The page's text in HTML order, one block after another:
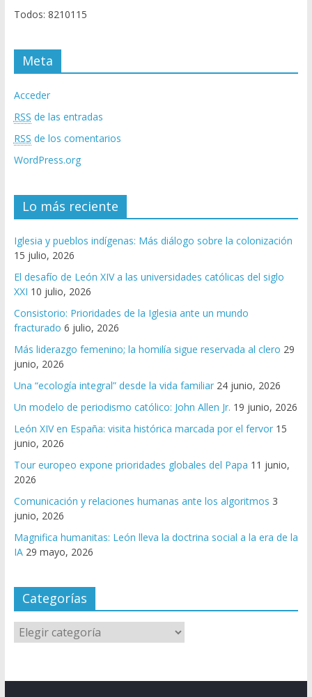
Todos: 8210115
Meta
Acceder
RSS de las entradas
RSS de los comentarios
WordPress.org
Lo más reciente
Iglesia y pueblos indígenas: Más diálogo sobre la colonización
15 julio, 2026
El desafío de León XIV a las universidades católicas del siglo
XXI 10 julio, 2026
Consistorio: Prioridades de la Iglesia ante un mundo
fracturado 6 julio, 2026
Más liderazgo femenino; la homilía sigue reservada al clero 29
junio, 2026
Una “ecología integral” desde la vida familiar 24 junio, 2026
Un modelo de periodismo católico: John Allen Jr. 19 junio, 2026
León XIV en España: visita histórica marcada por el fervor 15
junio, 2026
Tour europeo expone prioridades globales del Papa 11 junio,
2026
Comunicación y relaciones humanas ante los algoritmos 3
junio, 2026
Magnifica humanitas: León lleva la doctrina social a la era de la
IA 29 mayo, 2026
Categorías